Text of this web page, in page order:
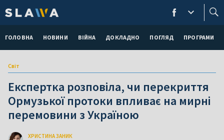
ГОЛОВНА НОВИНИ ВІЙНА ДОКЛАДНО ПОГЛЯД ПРОГРАМИ
Світ
Експертка розповіла, чи перекриття
Ормузької протоки впливає на мирні
перемовини з Україною
ХРИСТИНА ЗАНИК